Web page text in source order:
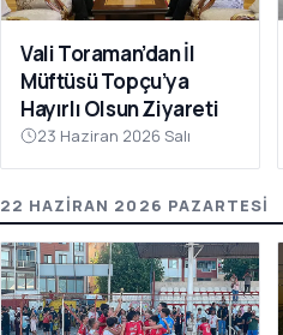
Vali Toraman’dan İl
Müftüsü Topçu’ya
Hayırlı Olsun Ziyareti
23 Haziran 2026 Salı
22 HAZIRAN 2026 PAZARTESI